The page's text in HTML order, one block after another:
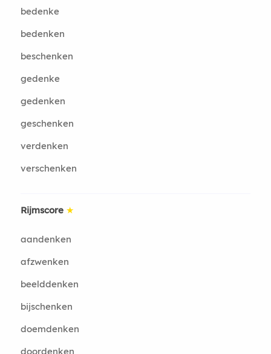
bedenke
bedenken
beschenken
gedenke
gedenken
geschenken
verdenken
verschenken
Rijmscore ★
aandenken
afzwenken
beelddenken
bijschenken
doemdenken
doordenken